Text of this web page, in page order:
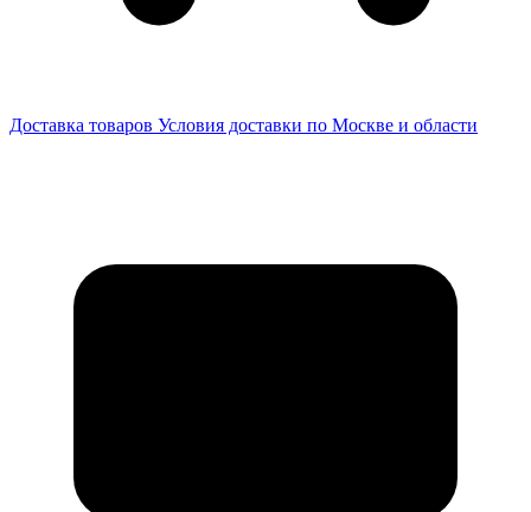
Доставка товаров Условия доставки по Москве и области